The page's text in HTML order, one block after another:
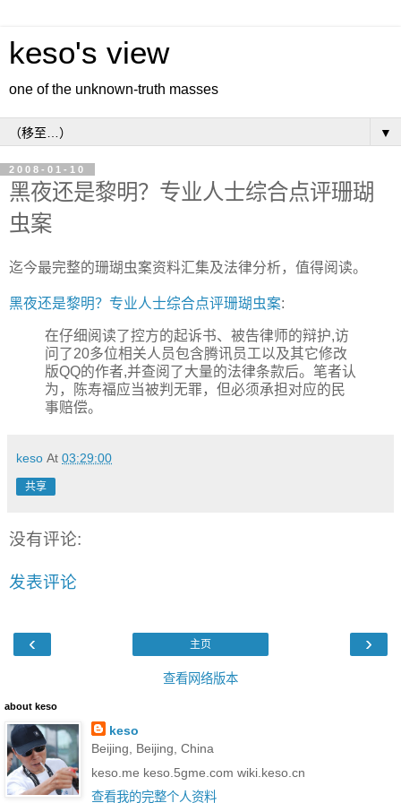
keso's view
one of the unknown-truth masses
▼
2008-01-10
黑夜还是黎明？专业人士综合点评珊瑚
虫案
迄今最完整的珊瑚虫案资料汇集及法律分析，值得阅读。
黑夜还是黎明？专业人士综合点评珊瑚虫案:
在仔细阅读了控方的起诉书、被告律师的辩护,访
问了20多位相关人员包含腾讯员工以及其它修改
版QQ的作者,并查阅了大量的法律条款后。笔者认
为，陈寿福应当被判无罪，但必须承担对应的民
事赔偿。
keso At 03:29:00
共享
没有评论:
发表评论
‹ ›
主页
查看网络版本
about keso
keso
Beijing, Beijing, China
keso.me keso.5gme.com wiki.keso.cn
查看我的完整个人资料